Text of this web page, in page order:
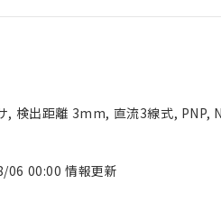
, 検出距離 3mm, 直流3線式, PNP,
06 00:00 情報更新